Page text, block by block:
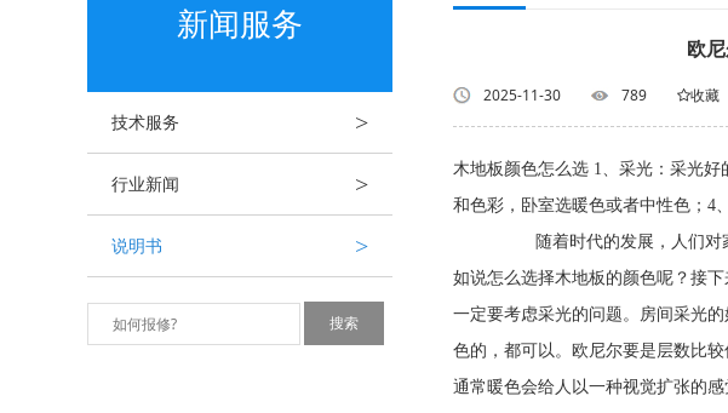
新闻服务
技术服务 >
行业新闻 >
说明书 >
欧
2025-11-30 789 收藏
木地板颜色怎么选 1、采光：采光
和色彩，卧室选暖色或者中性色；
随着时代的发展，人们对家装装
如说怎么选择木地板的颜色呢？接
一定要考虑采光的问题。房间采光
色的，都可以。欧尼尔要是层数比
通常暖色会给人以一种视觉扩张的